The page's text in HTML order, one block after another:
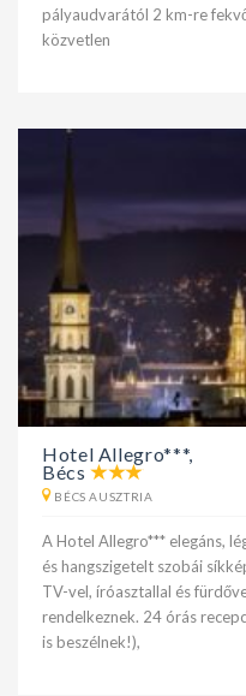
pályaudvarától 2 km-re
közvetlen
Hotel Allegro***,
Bécs
BÉCS AUSZTRIA
A Hotel Allegro*** elegáns,
és hangszigetelt szobái
TV-vel, íróasztallal és
rendelkeznek. 24 órás
is beszélnek!),